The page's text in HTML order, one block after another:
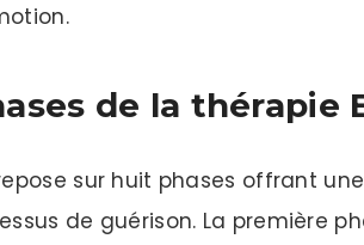
de la thérapie
repose sur huit phases offrant
de guérison. La première